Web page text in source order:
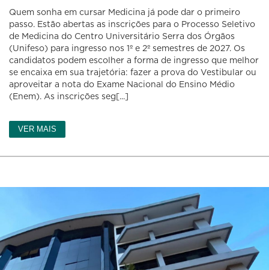
Quem sonha em cursar Medicina já pode dar o primeiro
passo. Estão abertas as inscrições para o Processo Seletivo
de Medicina do Centro Universitário Serra dos Órgãos
(Unifeso) para ingresso nos 1º e 2º semestres de 2027. Os
candidatos podem escolher a forma de ingresso que melhor
se encaixa em sua trajetória: fazer a prova do Vestibular ou
aproveitar a nota do Exame Nacional do Ensino Médio
(Enem). As inscrições seg[...]
VER MAIS